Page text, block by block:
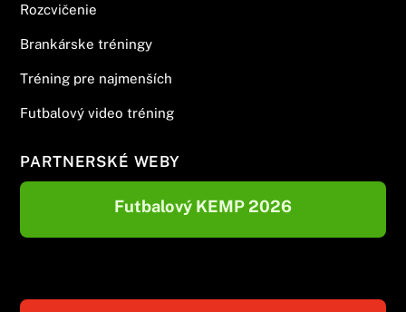
Rozcvičenie
Brankárske tréningy
Tréning pre najmenších
Futbalový video tréning
PARTNERSKÉ WEBY
Futbalový KEMP 2026